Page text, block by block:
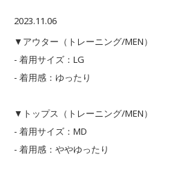
2023.11.06
▼アウター（トレーニング/MEN）
- 着用サイズ：LG
- 着用感：ゆったり
▼トップス（トレーニング/MEN）
- 着用サイズ：MD
- 着用感：ややゆったり